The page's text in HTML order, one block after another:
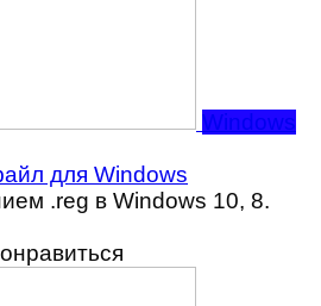
Windows
для Windows
.reg в Windows 10, 8.